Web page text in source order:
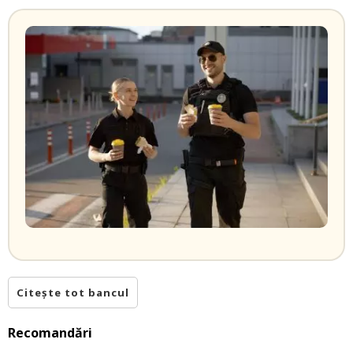
Citește tot bancul
Recomandări